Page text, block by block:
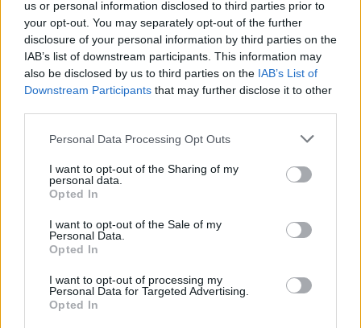
us or personal information disclosed to third parties prior to
your opt-out. You may separately opt-out of the further
disclosure of your personal information by third parties on the
IAB’s list of downstream participants. This information may
also be disclosed by us to third parties on the IAB’s List of
Downstream Participants that may further disclose it to other
Personal Data Processing Opt Outs
I want to opt-out of the Sharing of my
personal data.
Opted In
I want to opt-out of the Sale of my
Personal Data.
Opted In
I want to opt-out of processing my
Personal Data for Targeted Advertising.
Opted In
Спадането на Дунав принуди Румъния
да възобнови работата на въглищна
06.08.2026 / 15:30